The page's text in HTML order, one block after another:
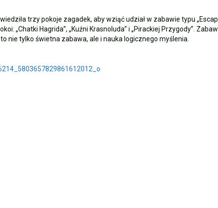
Trójmiasta i Malborka 🏰🌊
trzy pokoje zagadek, aby wziąć udział w zabawie typu
„Chatki Hagrida”, „Kuźni Krasnoluda” i „Pirackiej Przygody”.
nie tylko świetna zabawa, ale i nauka logicznego myślenia.